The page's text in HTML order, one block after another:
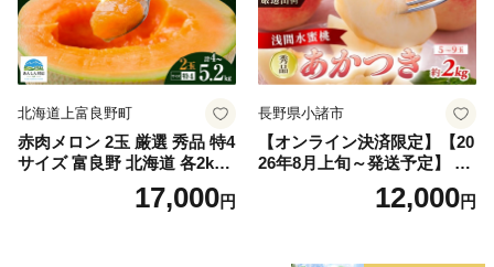
北海道上富良野町
赤肉メロン 2玉 厳選 秀品 特4
サイズ 富良野 北海道 各2kg
～2.6kg 2玉 セット ファーム
富良野 メロン めろん 果物 く
17,000円
長野県小諸市
【オンライン決済限定】【20
26年8月上旬～発送予定】 先
行予約 「浅間水蜜桃プレミ
アム」 もも あかつき 秀品 約
12,000円